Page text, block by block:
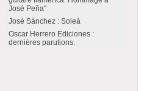
José Peña"
José Sánchez : Soleá
Oscar Herrero Ediciones :
dernières parutions.